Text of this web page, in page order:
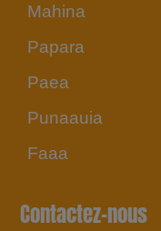
Mahina
Papara
Paea
Punaauia
Faaa
Contactez-nous